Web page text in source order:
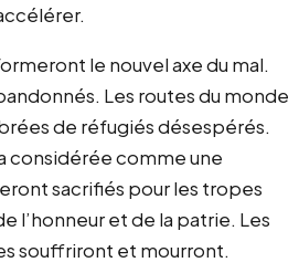
le nouvel axe du mal.
Les routes du monde
de réfugiés désespérés.
considérée comme une
sacrifiés pour les tropes
l’honneur et de la patrie. Les
souffriront et mourront.